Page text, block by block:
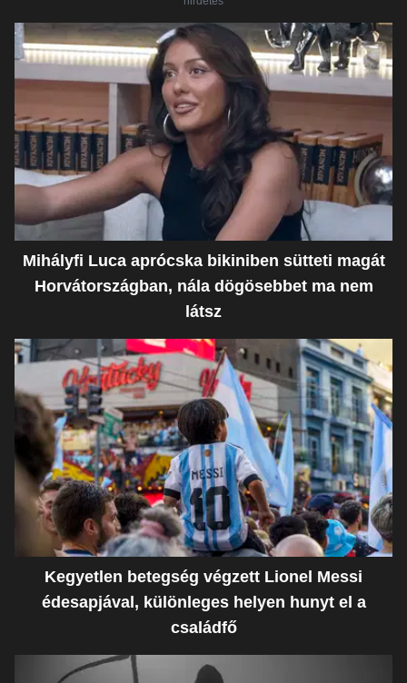
Mihályfi Luca aprócska bikiniben sütteti magát
Horvátországban, nála dögösebbet ma nem
látsz
Kegyetlen betegség végzett Lionel Messi
édesapjával, különleges helyen hunyt el a
családfő